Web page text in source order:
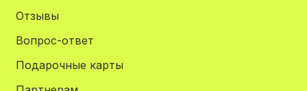
Отзывы
Вопрос-ответ
Подарочные карты